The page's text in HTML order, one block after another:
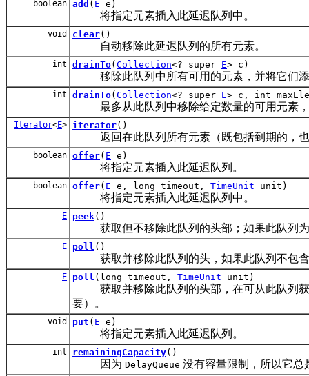
boolean add ( E e)
将指定元素插入此延迟队列中。
void clear()
自动移除此延迟队列的所有元素。
int drainTo( Collection<? super E> c)
移除此队列中所有可用的元素，并将它们添
int drainTo( Collection<? super E> c, int
最多从此队列中移除给定数量的可用元素，
Iterator<E> iterator()
返回在此队列所有元素（既包括到期的，也
boolean offer( E e)
将指定元素插入此延迟队列。
boolean offer( E e, long timeout, TimeUnit unit)
将指定元素插入此延迟队列中。
E peek()
获取但不移除此队列的头部；如果此队列
E poll ()
获取并移除此队列的头，如果此队列不包含
E poll (long timeout, TimeUnit unit)
获取并移除此队列的头部，在可从此队列获
要）。
void put ( E e)
将指定元素插入此延迟队列。
int remainingCapacity()
因为 DelayQueue 没有容量限制，所以它总